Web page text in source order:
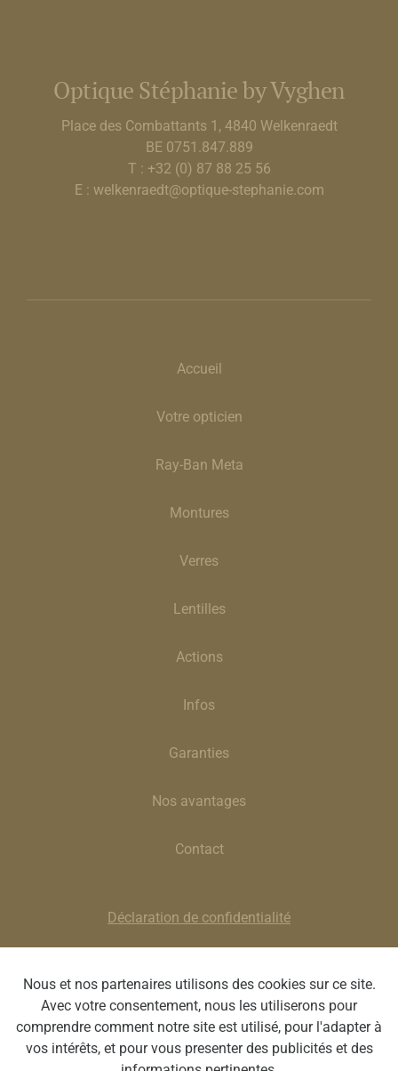
Accueil
Votre opticien
Ray-Ban Meta
Montures
Verres
Lentilles
Actions
Infos
Garanties
Nos avantages
Contact
Déclaration de confidentialité
Optique Stephanie | Rue de la Poste 9, 4900 Spa | BE
0751.847.889 | T : 087 77 42 50 | E : spa@optique-
stephanie.com
Optique Stéphanie by Vyghen
Place des Combattants 1, 4840 Welkenraedt
BE 0751.847.889
T : +32 (0) 87 88 25 56
E : welkenraedt@optique-stephanie.com
Nous et nos partenaires utilisons des cookies sur ce site.
Avec votre consentement, nous les utiliserons pour
comprendre comment notre site est utilisé, pour l'adapter à
vos intérêts, et pour vous presenter des publicités et des